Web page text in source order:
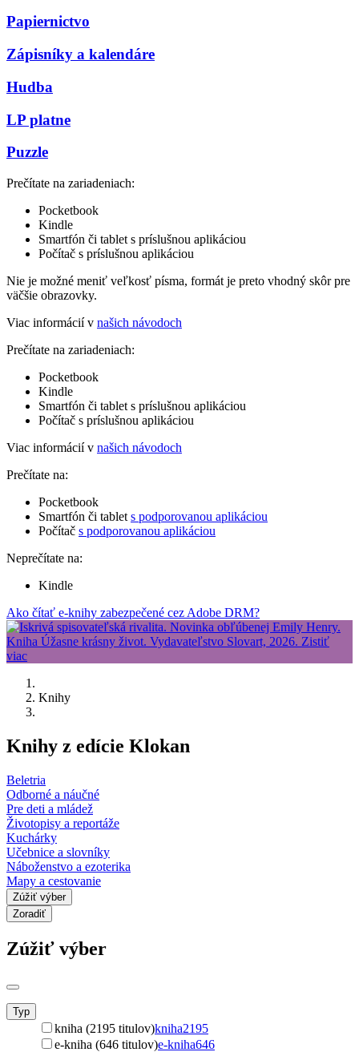
Papiernictvo
Zápisníky a kalendáre
Hudba
LP platne
Puzzle
Prečítate na zariadeniach:
Pocketbook
Kindle
Smartfón či tablet s príslušnou aplikáciou
Počítač s príslušnou aplikáciou
Nie je možné meniť veľkosť písma, formát je preto vhodný skôr pre
väčšie obrazovky.
Viac informácií v našich návodoch
Prečítate na zariadeniach:
Pocketbook
Kindle
Smartfón či tablet s príslušnou aplikáciou
Počítač s príslušnou aplikáciou
Viac informácií v našich návodoch
Prečítate na:
Pocketbook
Smartfón či tablet s podporovanou aplikáciou
Počítač s podporovanou aplikáciou
Neprečítate na:
Kindle
Ako čítať e-knihy zabezpečené cez Adobe DRM?
Knihy
Knihy z edície Klokan
Beletria
Odborné a náučné
Pre deti a mládež
Životopisy a reportáže
Kuchárky
Učebnice a slovníky
Náboženstvo a ezoterika
Mapy a cestovanie
Zúžiť výber
Zoradiť
Zúžiť výber
Typ
kniha (2195 titulov)kniha2195
e-kniha (646 titulov)e-kniha646